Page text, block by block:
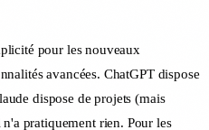
pour les nouveaux
avancées. ChatGPT dispose
dispose de projets (mais
pratiquement rien. Pour les